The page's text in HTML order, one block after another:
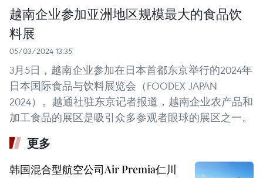
越南企业参加亚洲地区规模最大的食品饮
料展
05/03/2024 13:35
3月5日，越南企业参加在日本首都东京举行的2024年
日本国际食品与饮料展览会（FOODEX JAPAN
2024）。越通社驻东京记者报道，越南企业农产品和
加工食品的展区是吸引众多参观者眼球的展区之一。
更多
韩国混合型航空公司Air Premia仁川